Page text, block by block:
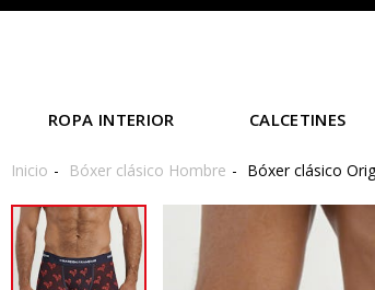
ROPA INTERIOR CALCETINES
Inicio Bóxer clásico Hombre Bóxer clásico